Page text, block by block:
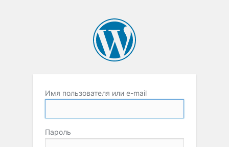
Имя пользователя или e-mail
Пароль